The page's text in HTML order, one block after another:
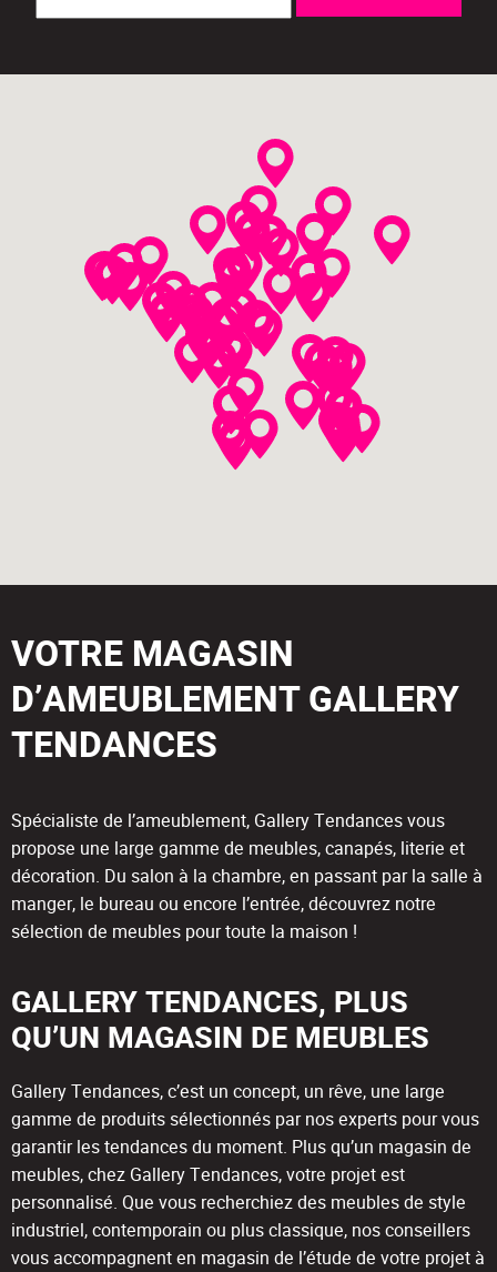
VOTRE MAGASIN
D’AMEUBLEMENT GALLERY
TENDANCES
Spécialiste de l’ameublement, Gallery Tendances vous
propose une large gamme de meubles, canapés, literie et
décoration. Du salon à la chambre, en passant par la salle à
manger, le bureau ou encore l’entrée, découvrez notre
sélection de meubles pour toute la maison !
GALLERY TENDANCES, PLUS
QU’UN MAGASIN DE MEUBLES
Gallery Tendances, c’est un concept, un rêve, une large
gamme de produits sélectionnés par nos experts pour vous
garantir les tendances du moment. Plus qu’un magasin de
meubles, chez Gallery Tendances, votre projet est
personnalisé. Que vous recherchiez des meubles de style
industriel, contemporain ou plus classique, nos conseillers
vous accompagnent en magasin de l’étude de votre projet à